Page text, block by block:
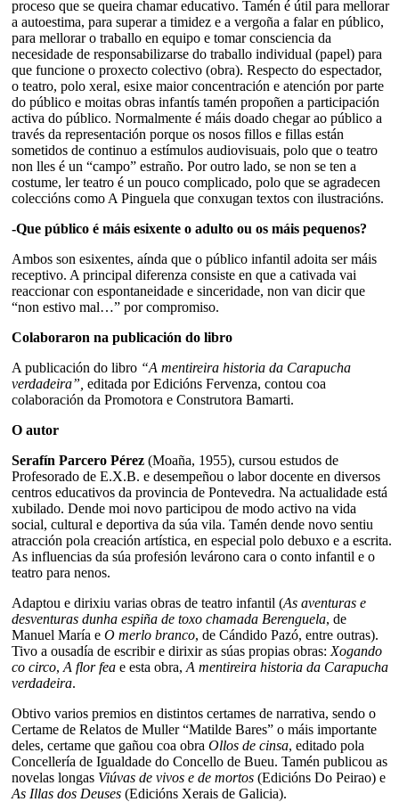
proceso que se queira chamar educativo. Tamén é útil para mellorar
a autoestima, para superar a timidez e a vergoña a falar en público,
para mellorar o traballo en equipo e tomar consciencia da
necesidade de responsabilizarse do traballo individual (papel) para
que funcione o proxecto colectivo (obra). Respecto do espectador,
o teatro, polo xeral, esixe maior concentración e atención por parte
do público e moitas obras infantís tamén propoñen a participación
activa do público. Normalmente é máis doado chegar ao público a
través da representación porque os nosos fillos e fillas están
sometidos de continuo a estímulos audiovisuais, polo que o teatro
non lles é un “campo” estraño. Por outro lado, se non se ten a
costume, ler teatro é un pouco complicado, polo que se agradecen
coleccións como A Pinguela que conxugan textos con ilustracións.
-Que público é máis esixente o adulto ou os máis pequenos?
Ambos son esixentes, aínda que o público infantil adoita ser máis
receptivo. A principal diferenza consiste en que a cativada vai
reaccionar con espontaneidade e sinceridade, non van dicir que
“non estivo mal…” por compromiso.
Colaboraron na publicación do libro
A publicación do libro “A mentireira historia da Carapucha
verdadeira”, editada por Edicións Fervenza, contou coa
colaboración da Promotora e Construtora Bamarti.
O autor
Serafín Parcero Pérez (Moaña, 1955), cursou estudos de
Profesorado de E.X.B. e desempeñou o labor docente en diversos
centros educativos da provincia de Pontevedra. Na actualidade está
xubilado. Dende moi novo participou de modo activo na vida
social, cultural e deportiva da súa vila. Tamén dende novo sentiu
atracción pola creación artística, en especial polo debuxo e a escrita.
As influencias da súa profesión levárono cara o conto infantil e o
teatro para nenos.
Adaptou e dirixiu varias obras de teatro infantil (As aventuras e
desventuras dunha espiña de toxo chamada Berenguela, de
Manuel María e O merlo branco, de Cándido Pazó, entre outras).
Tivo a ousadía de escribir e dirixir as súas propias obras: Xogando
co circo, A flor fea e esta obra, A mentireira historia da Carapucha
verdadeira.
Obtivo varios premios en distintos certames de narrativa, sendo o
Certame de Relatos de Muller “Matilde Bares” o máis importante
deles, certame que gañou coa obra Ollos de cinsa, editado pola
Concellería de Igualdade do Concello de Bueu. Tamén publicou as
novelas longas Viúvas de vivos e de mortos (Edicións Do Peirao) e
As Illas dos Deuses (Edicións Xerais de Galicia).